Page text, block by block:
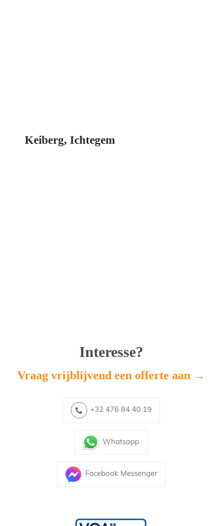
Keiberg, Ichtegem
Interesse?
Vraag vrijblijvend een offerte aan →
+32 476 84 40 19
Whatsapp
Facebook Messenger